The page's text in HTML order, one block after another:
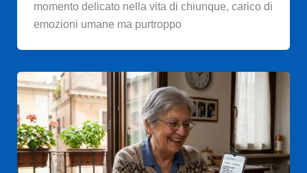
momento delicato nella vita di chiunque, carico di
emozioni umane ma purtroppo